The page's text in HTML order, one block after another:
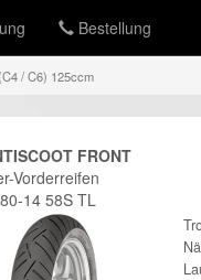
Bestellung
(C4 / C6) 125ccm
FRONT
Vorderreifen
14 58S TL